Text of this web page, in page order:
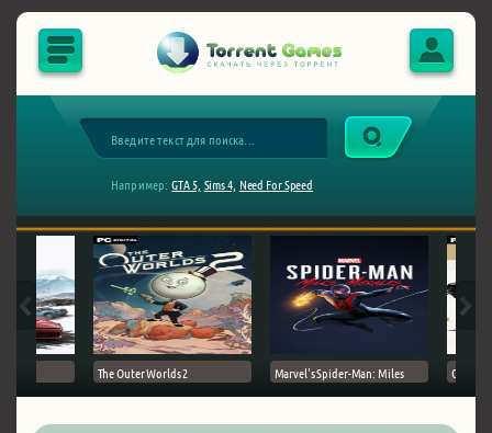
Например: GTA 5, Sims 4, Need For Speed
The Outer Worlds 2 Marvel's Spider-Man: Miles Ghost